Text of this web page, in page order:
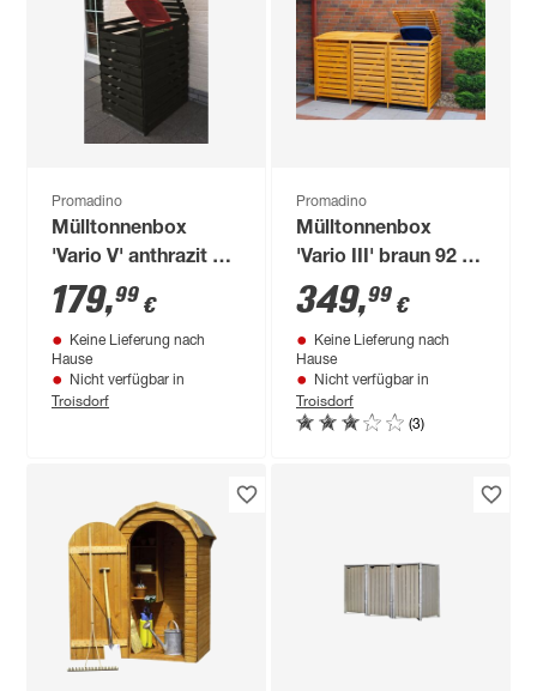
Promadino
Mülltonnenbox
'Vario V' anthrazit 77
x 92 x 122 cm
179,99 €
Keine Lieferung nach
Hause
Nicht verfügbar in
Troisdorf
Promadino
Mülltonnenbox
'Vario III' braun 92 x
219 x 122 cm
349,99 €
Keine Lieferung nach
Hause
Nicht verfügbar in
Troisdorf
(3)